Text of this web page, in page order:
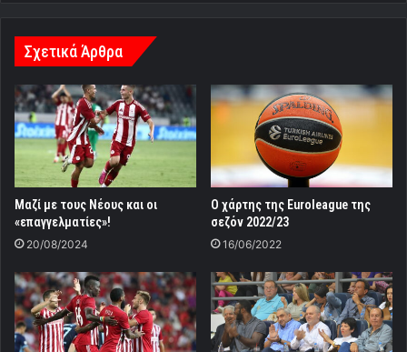
Σχετικά Άρθρα
Μαζί με τους Νέους και οι
«επαγγελματίες»!
20/08/2024
Ο χάρτης της Euroleague της
σεζόν 2022/23
16/06/2022